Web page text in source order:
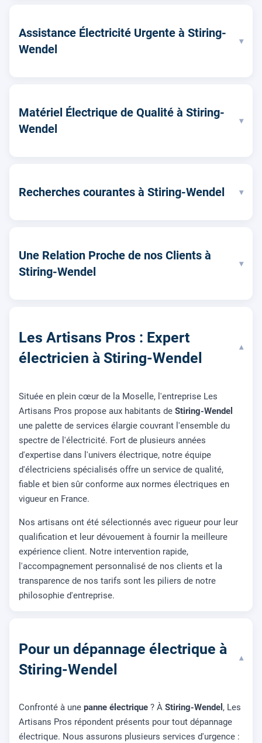
Assistance Électricité Urgente à Stiring-
Wendel
▾
Matériel Électrique de Qualité à Stiring-
Wendel
▾
Recherches courantes à Stiring-Wendel ▾
Une Relation Proche de nos Clients à
Stiring-Wendel
▾
Les Artisans Pros : Expert
électricien à Stiring-Wendel
▾
Située en plein cœur de la Moselle, l'entreprise Les
Artisans Pros propose aux habitants de Stiring-Wendel
une palette de services élargie couvrant l'ensemble du
spectre de l'électricité. Fort de plusieurs années
d'expertise dans l'univers électrique, notre équipe
d'électriciens spécialisés offre un service de qualité,
fiable et bien sûr conforme aux normes électriques en
vigueur en France.
Nos artisans ont été sélectionnés avec rigueur pour leur
qualification et leur dévouement à fournir la meilleure
expérience client. Notre intervention rapide,
l'accompagnement personnalisé de nos clients et la
transparence de nos tarifs sont les piliers de notre
philosophie d'entreprise.
Pour un dépannage électrique à
Stiring-Wendel
▾
Confronté à une panne électrique ? À Stiring-Wendel , Les
Artisans Pros répondent présents pour tout dépannage
électrique. Nous assurons plusieurs services d'urgence :